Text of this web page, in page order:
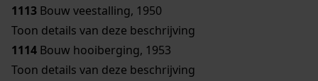
1113 Bouw veestalling, 1950
Toon details van deze beschrijving
1114 Bouw hooiberging, 1953
Toon details van deze beschrijving